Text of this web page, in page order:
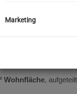
Maklerei :)
anbieten zu
Wohnfläche,
Marketing